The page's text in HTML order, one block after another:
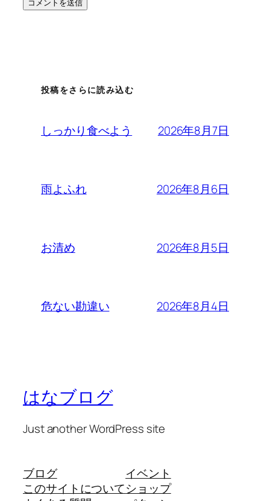
投稿をさらに読み込む
しっかり食べよう 2026年8月7日
雨よふれ 2026年8月6日
お清め 2026年8月5日
危ない勘違い 2026年8月4日
はなブログ
Just another WordPress site
ブログ
このサイトについて
イベント
ショップ